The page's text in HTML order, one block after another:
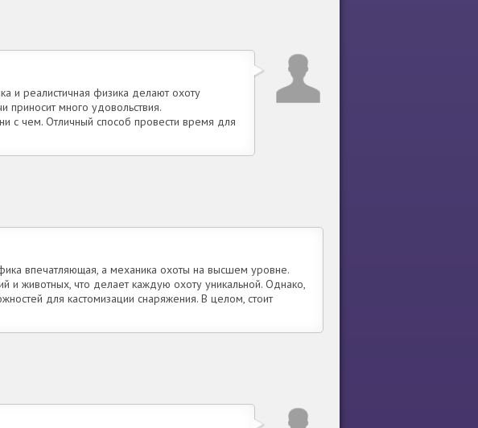
и реалистичная физика делают охоту
приносит много удовольствия.
с чем. Отличный способ провести время для
впечатляющая, а механика охоты на высшем уровне.
и животных, что делает каждую охоту уникальной. Однако,
для кастомизации снаряжения. В целом, стоит